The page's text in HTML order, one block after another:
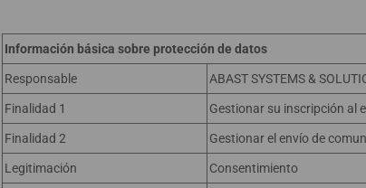
Información básica sobre protección de datos
Responsable ABAST SYSTEMS &
Finalidad 1 Gestionar su inscripción al
Finalidad 2 Gestionar el envío de
Legitimación Consentimiento